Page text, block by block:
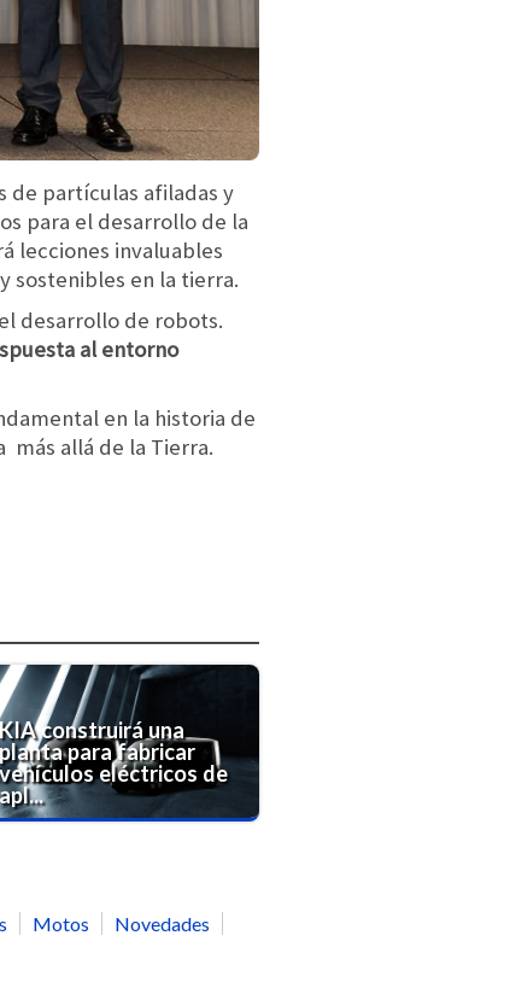
de partículas afiladas y
para el desarrollo de la
lecciones invaluables
sostenibles en la tierra.
desarrollo de robots.
al entorno
en la historia de
más allá de la Tierra.
construirá una
para fabricar
vehículos eléctricos de
Motos
Novedades